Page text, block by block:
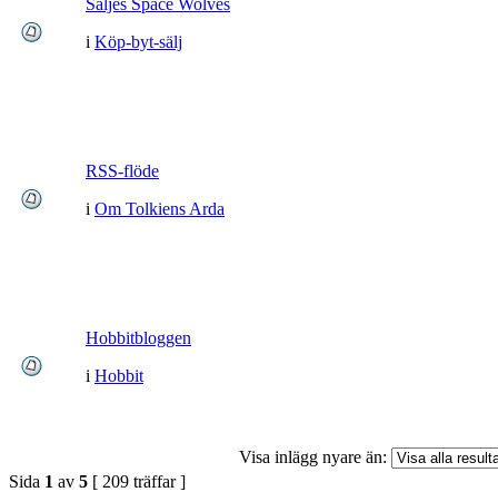
Säljes Space Wolves
i Köp-byt-sälj
RSS-flöde
i Om Tolkiens Arda
Hobbitbloggen
i Hobbit
Visa inlägg nyare än:
Sida 1 av 5 [ 209 träffar ]